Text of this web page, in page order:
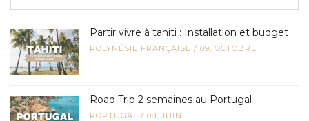
Partir vivre à tahiti : Installation et budget
POLYNÉSIE FRANÇAISE / 09, OCTOBRE
Road Trip 2 semaines au Portugal
PORTUGAL / 08, JUIN